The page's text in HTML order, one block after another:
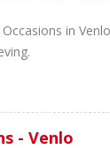
in
- Venlo